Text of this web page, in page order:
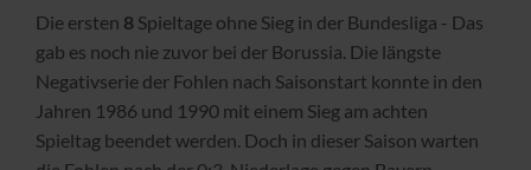
Die ersten 8 Spieltage ohne Sieg in der Bundesliga - Das
gab es noch nie zuvor bei der Borussia. Die längste
Negativserie der Fohlen nach Saisonstart konnte in den
Jahren 1986 und 1990 mit einem Sieg am achten
Spieltag beendet werden. Doch in dieser Saison warten